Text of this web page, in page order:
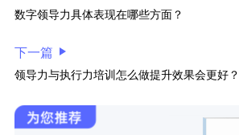
数字领导力具体表现在哪些方面？
下一篇
领导力与执行力培训怎么做提升效果会更好？